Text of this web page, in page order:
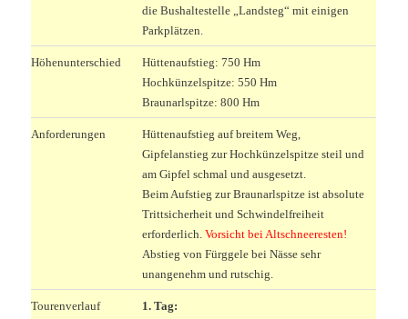
die Bushaltestelle „Landsteg“ mit einigen
Parkplätzen.
Höhenunterschied
Hüttenaufstieg: 750 Hm
Hochkünzelspitze: 550 Hm
Braunarlspitze: 800 Hm
Anforderungen
Hüttenaufstieg auf breitem Weg,
Gipfelanstieg zur Hochkünzelspitze steil und
am Gipfel schmal und ausgesetzt.
Beim Aufstieg zur Braunarlspitze ist absolute
Trittsicherheit und Schwindelfreiheit
erforderlich.Vorsicht bei Altschneeresten!
Abstieg von Fürggele bei Nässe sehr
unangenehm und rutschig.
Tourenverlauf
1. Tag: